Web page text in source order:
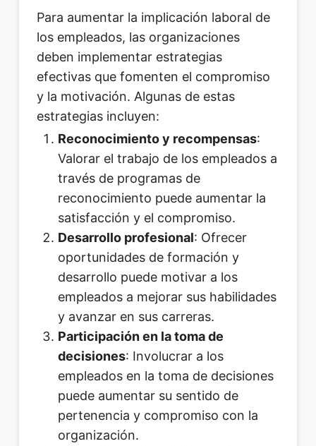
Para aumentar la implicación laboral de
los empleados, las organizaciones
deben implementar estrategias
efectivas que fomenten el compromiso
y la motivación. Algunas de estas
estrategias incluyen:
Reconocimiento y recompensas:
Valorar el trabajo de los empleados a
través de programas de
reconocimiento puede aumentar la
satisfacción y el compromiso.
Desarrollo profesional: Ofrecer
oportunidades de formación y
desarrollo puede motivar a los
empleados a mejorar sus habilidades
y avanzar en sus carreras.
Participación en la toma de
decisiones: Involucrar a los
empleados en la toma de decisiones
puede aumentar su sentido de
pertenencia y compromiso con la
organización.